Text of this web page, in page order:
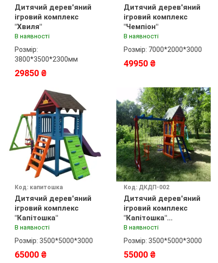
Дитячий дерев'яний
ігровий комплекс
"Хвиля"
В наявності
Розмір:
3800*3500*2300мм
29850 ₴
Дитячий дерев'яний
ігровий комплекс
"Чемпіон"
В наявності
Розмір: 7000*2000*3000
49950 ₴
Код: капитошка
Дитячий дерев'яний
ігровий комплекс
"Капітошка"
В наявності
Розмір: 3500*5000*3000
65000 ₴
Код: ДКДП-002
Дитячий дерев'яний
ігровий комплекс
"Капітошка"
фарбування
В наявності
Розмір: 3500*5000*3000
55000 ₴